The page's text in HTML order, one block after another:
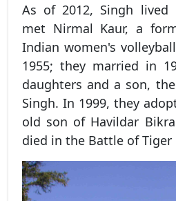
As of 2012, Singh lived
met Nirmal Kaur, a
Indian women's
1955; they married in
daughters and a son,
Singh. In 1999, they
old son of Havildar
died in the Battle of Tiger